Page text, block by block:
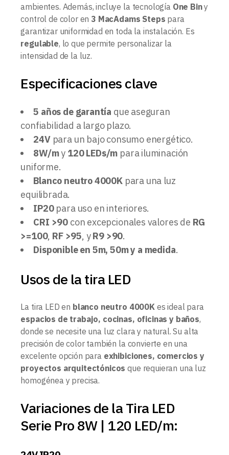
ambientes. Además, incluye la tecnología One Biny
control de color en 3 MacAdams Steps para
garantizar uniformidad en toda la instalación. Es
regulable, lo que permite personalizar la
intensidad de la luz.
Especificaciones clave
5 años de garantía que aseguran
confiabilidad a largo plazo.
24Vpara un bajo consumo energético.
8W/my 120 LEDs/m para iluminación
uniforme.
Blanco neutro 4000Kpara una luz
equilibrada.
IP20para uso en interiores.
CRI >90 con excepcionales valores de RG
>=100, RF >95, yR9 >90.
Disponible en 5m, 50m y a medida.
Usos de la tira LED
La tira LED en blanco neutro 4000K es ideal para
espacios de trabajo, cocinas, oficinas y baños,
donde se necesite una luz clara y natural. Su alta
precisión de color también la convierte en una
excelente opción para exhibiciones, comercios y
proyectos arquitectónicos que requieran una luz
homogénea y precisa.
Variaciones de la Tira LED
Serie Pro 8W | 120 LED/m: